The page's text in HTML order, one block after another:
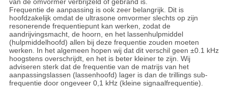
van de omvormer verbrijzeld of gebrand is.
Frequentie de aanpassing is ook zeer belangrijk. Dit is
hoofdzakelijk omdat de ultrasone omvormer slechts op zijn
resonerende frequentiepunt kan werken, zodat de
aandrijvingsmacht, de hoorn, en het lassenhulpmiddel
(hulpmiddelhoofd) allen bij deze frequentie zouden moeten
werken. In het algemeen hopen wij dat dit verschil geen ±0.1 kHz
hoogstens overschrijdt, en het is beter kleiner te zijn. Wij
adviseren sterk dat de frequentie van de matrijs van het
aanpassingslassen (lassenhoofd) lager is dan de trillings sub-
frequentie door ongeveer 0,1 kHz (kleine signaalfrequentie).